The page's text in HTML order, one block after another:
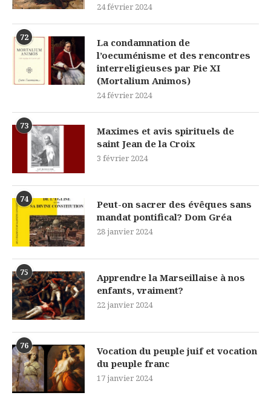
24 février 2024
72
La condamnation de
l’oecuménisme et des rencontres
interreligieuses par Pie XI
(Mortalium Animos)
24 février 2024
73
Maximes et avis spirituels de
saint Jean de la Croix
3 février 2024
74
Peut-on sacrer des évêques sans
mandat pontifical? Dom Gréa
28 janvier 2024
75
Apprendre la Marseillaise à nos
enfants, vraiment?
22 janvier 2024
76
Vocation du peuple juif et vocation
du peuple franc
17 janvier 2024